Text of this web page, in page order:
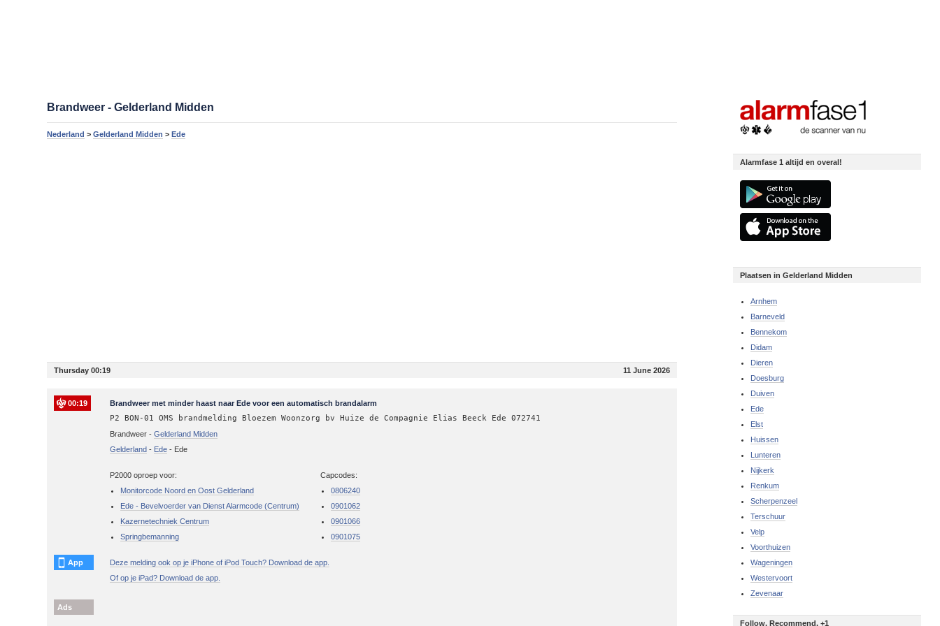
Brandweer - Gelderland Midden
Nederland >Gelderland Midden >Ede
Thursday 00:19 11 June 2026
00:19 Brandweer met minder haast naar Ede voor een automatisch brandalarm
P2 BON-01 OMS brandmelding Bloezem Woonzorg bv Huize de Compagnie Elias Beeck Ede 072741
Brandweer -Gelderland Midden
Gelderland - Ede - Ede
P2000 oproep voor:
Monitorcode Noord en Oost Gelderland
Ede - Bevelvoerder van Dienst Alarmcode (Centrum)
Kazernetechniek Centrum
Springbemanning
Capcodes:
0806240
0901062
0901066
0901075
App
Deze melding ook op je iPhone of iPod Touch? Download de app.
Of op je iPad? Download de app.
Ads
Alarmfase 1 altijd en overal!
Plaatsen in Gelderland Midden
Arnhem
Barneveld
Bennekom
Didam
Dieren
Doesburg
Duiven
Ede
Elst
Huissen
Lunteren
Nijkerk
Renkum
Scherpenzeel
Terschuur
Velp
Voorthuizen
Wageningen
Westervoort
Zevenaar
Follow, Recommend, +1